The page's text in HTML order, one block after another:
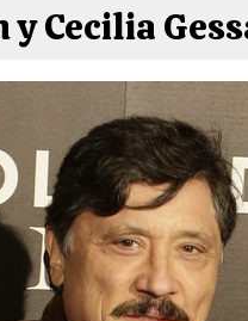
y Cecilia